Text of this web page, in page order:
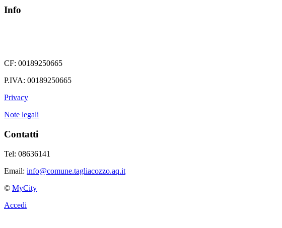
Info
CF: 00189250665
P.IVA: 00189250665
Privacy
Note legali
Contatti
Tel: 08636141
Email: info@comune.tagliacozzo.aq.it
© MyCity
Accedi